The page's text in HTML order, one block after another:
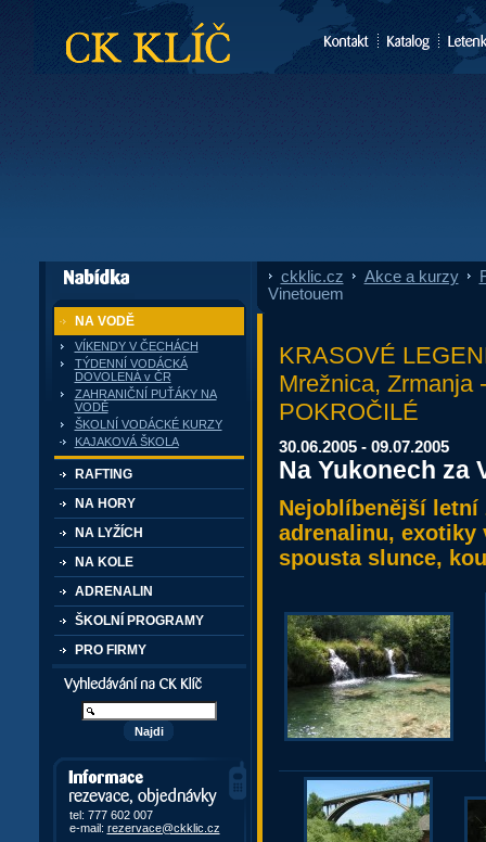
CK Klíč
dále nabízí
NA VODĚ
VÍKENDY V ČECHÁCH
TÝDENNÍ VODÁCKÁ
DOVOLENÁ v ČR
ZAHRANIČNÍ PUŤÁKY NA
VODĚ
ŠKOLNÍ VODÁCKÉ KURZY
KAJAKOVÁ ŠKOLA
RAFTING
NA HORY
NA LYŽÍCH
NA KOLE
ADRENALIN
ŠKOLNÍ PROGRAMY
PRO FIRMY
Vyhledávání kurzů a akcí
Informace, rezervace,
objedávky
tel: 777 602 007
e-mail: rezervace@ckklic.cz
ckklic.cz Akce a kurzy»
Vinetouem
KRASOVÉ
Mrežnica, Zrmanja
POKROČILÉ
30.06.2005 - 09.07.2005
Na Yukonech za
Nejoblíbenější letní
adrenalinu, exotiky
spousta slunce,